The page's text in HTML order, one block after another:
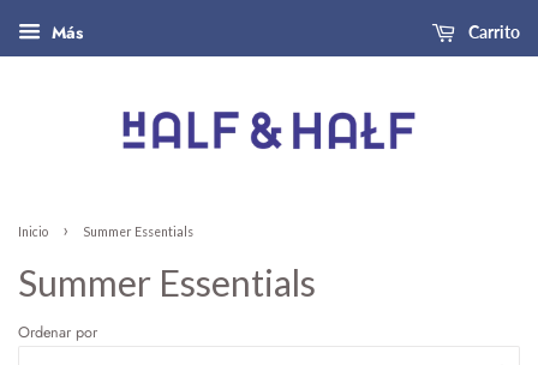
Más Carrito
Inicio › Summer Essentials
Summer Essentials
Ordenar por